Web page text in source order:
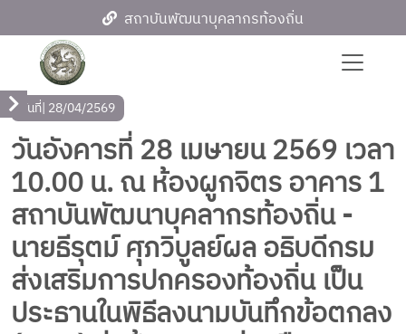
สถาบันพัฒนาบุคลากรท้องถิ่น
วันที่| 28/04/2569
วันอังคารที่ 28 เมษายน 2569 เวลา
10.00 น. ณ ห้องผูกจิตร อาคาร 1
สถาบันพัฒนาบุคลากรท้องถิ่น -
นายธีรุตม์ ศุภวิบูลย์ผล อธิบดีกรม
ส่งเสริมการปกครองท้องถิ่น เป็น
ประธานในพิธีลงนามบันทึกข้อตกลง